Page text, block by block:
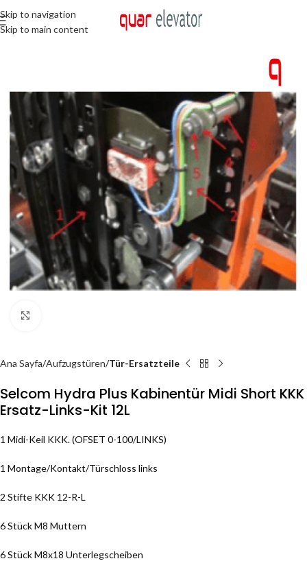
Skip to navigation
Skip to main content
Ana Sayfa Aufzugstüren Tür-Ersatzteile
Selcom Hydra Plus Kabinentür Midi Short KKK
Ersatz-Links-Kit 12L
1 Midi-Keil KKK. (OFSET 0-100/LINKS)
1 Montage/Kontakt/Türschloss links
2 Stifte KKK 12-R-L
6 Stück M8 Muttern
6 Stück M8x18 Unterlegscheiben